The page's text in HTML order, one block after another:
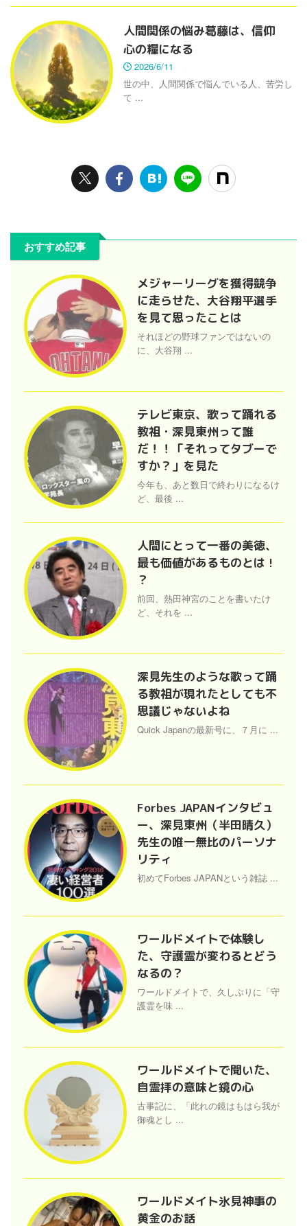
人間関係の悩み葛藤は、信仰
心の糧になる
2026/6/11
世の中、人間関係で悩んでいる人、苦労し
て ...
おすすめ記事
メジャーリーグを獲得競争
に走らせた、大谷翔平選手
を見て思ったことは
それほどの野球ファンではないの
に、大谷翔 ...
テレビ東京、歌って踊れる
教祖・深見東州って誰
だ！！「それってタブーで
すか？」を見た
今年も、あと数日で終わりになるけ
ど、最後 ...
人間にとって一番の美徳、
最も価値があるものとは !
？
前回、熱田神宮のことを書いたけ
ど、それを ...
深見先生のような歌って踊
る教祖が現れたとしても不
思議じゃないよね
Quick Japanの最新号に、７月に ...
Forbes JAPANインタビュ
ー、深見東州（半田晴久）
先生の唯一無比のパーソナ
リティ
初めてForbes JAPANという雑誌 ...
ワールドメイトで体験し
た、守護霊が変わるとどう
なるの？
ワールドメイトで、久しぶりに「守
護霊を味 ...
ワールドメイトで聞いた、
自霊拝の意味と鏡の心
古事記に、「此れの鏡はもはら我が
御魂とし ...
ワールドメイト氷見神事の
黄金のお話